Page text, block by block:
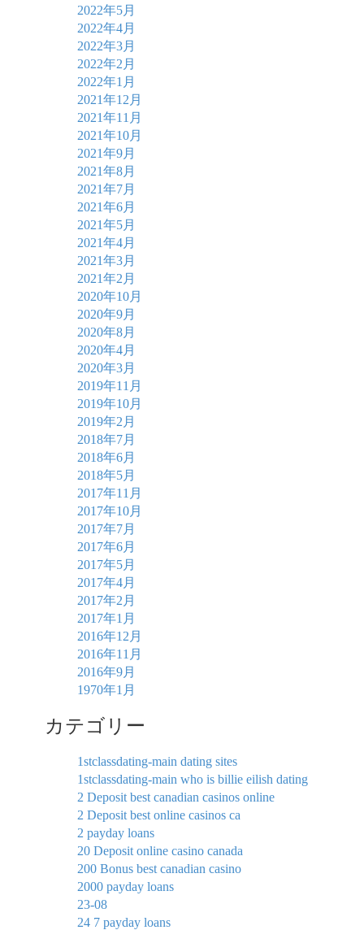
2022年5月
2022年4月
2022年3月
2022年2月
2022年1月
2021年12月
2021年11月
2021年10月
2021年9月
2021年8月
2021年7月
2021年6月
2021年5月
2021年4月
2021年3月
2021年2月
2020年10月
2020年9月
2020年8月
2020年4月
2020年3月
2019年11月
2019年10月
2019年2月
2018年7月
2018年6月
2018年5月
2017年11月
2017年10月
2017年7月
2017年6月
2017年5月
2017年4月
2017年2月
2017年1月
2016年12月
2016年11月
2016年9月
1970年1月
カテゴリー
1stclassdating-main dating sites
1stclassdating-main who is billie eilish dating
2 Deposit best canadian casinos online
2 Deposit best online casinos ca
2 payday loans
20 Deposit online casino canada
200 Bonus best canadian casino
2000 payday loans
23-08
24 7 payday loans